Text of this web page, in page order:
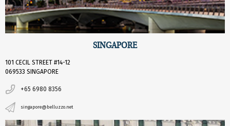
SINGAPORE
101 CECIL STREET #14-12
069533 SINGAPORE
+65 6980 8356
singapore@belluzzo.net